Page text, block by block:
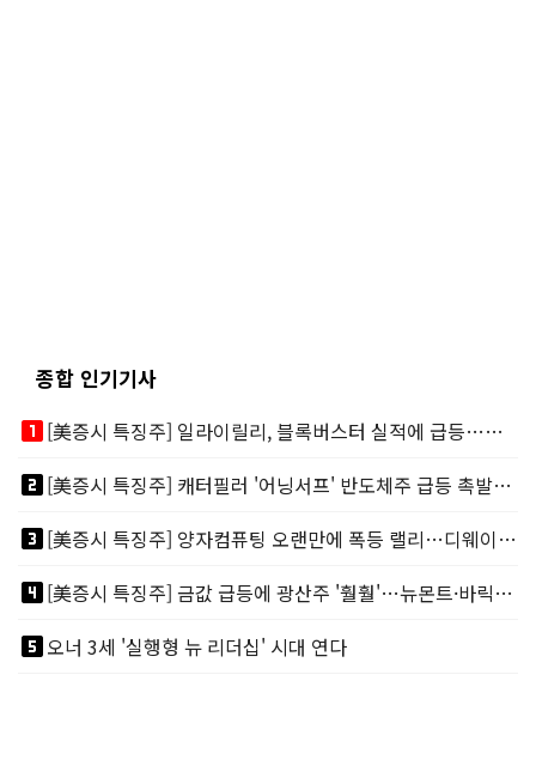
종합 인기기사
looks_one
[美증시 특징주] 일라이릴리, 블록버스터 실적에 급등…마운자로 매출 폭발
looks_two
[美증시 특징주] 캐터필러 '어닝서프' 반도체주 급등 촉발…"AI 데이터센터 건설 강력"
looks_3
[美증시 특징주] 양자컴퓨팅 오랜만에 폭등 랠리…디웨이브·아이온큐 주도
looks_4
[美증시 특징주] 금값 급등에 광산주 '훨훨'…뉴몬트·바릭마이닝 주도
looks_5오너 3세 '실행형 뉴 리더십' 시대 연다